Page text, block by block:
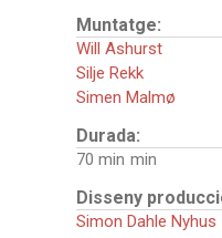
Muntatge:
Will Ashurst
Silje Rekk
Simen Malmø
Durada:
70 min
Disseny
Simon Dahle Nyhus